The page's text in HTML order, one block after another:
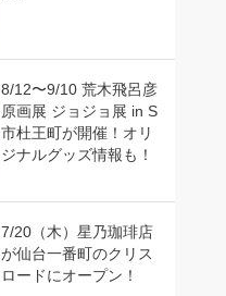
8/12〜9/10 荒木飛呂彦
原画展 ジョジョ展 in S
市杜王町が開催！オリ
ジナルグッズ情報も！
7/20（木）星乃珈琲店
が仙台一番町のクリス
ロードにオープン！